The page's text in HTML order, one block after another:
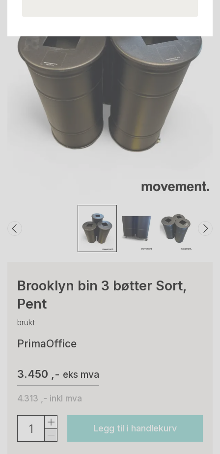
Brooklyn bin 3 bøtter Sort,
Pent
brukt
PrimaOffice
3.450 ,- eks mva
4.313 ,- inkl mva
Legg til i handlekurv